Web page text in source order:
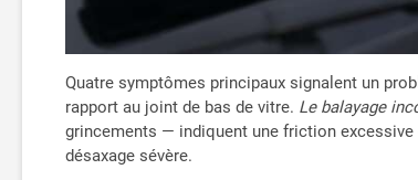
Quatre symptômes principaux signalent un
rapport au joint de bas de vitre. Le balayage
grincements — indiquent une friction excessive
désaxage sévère.